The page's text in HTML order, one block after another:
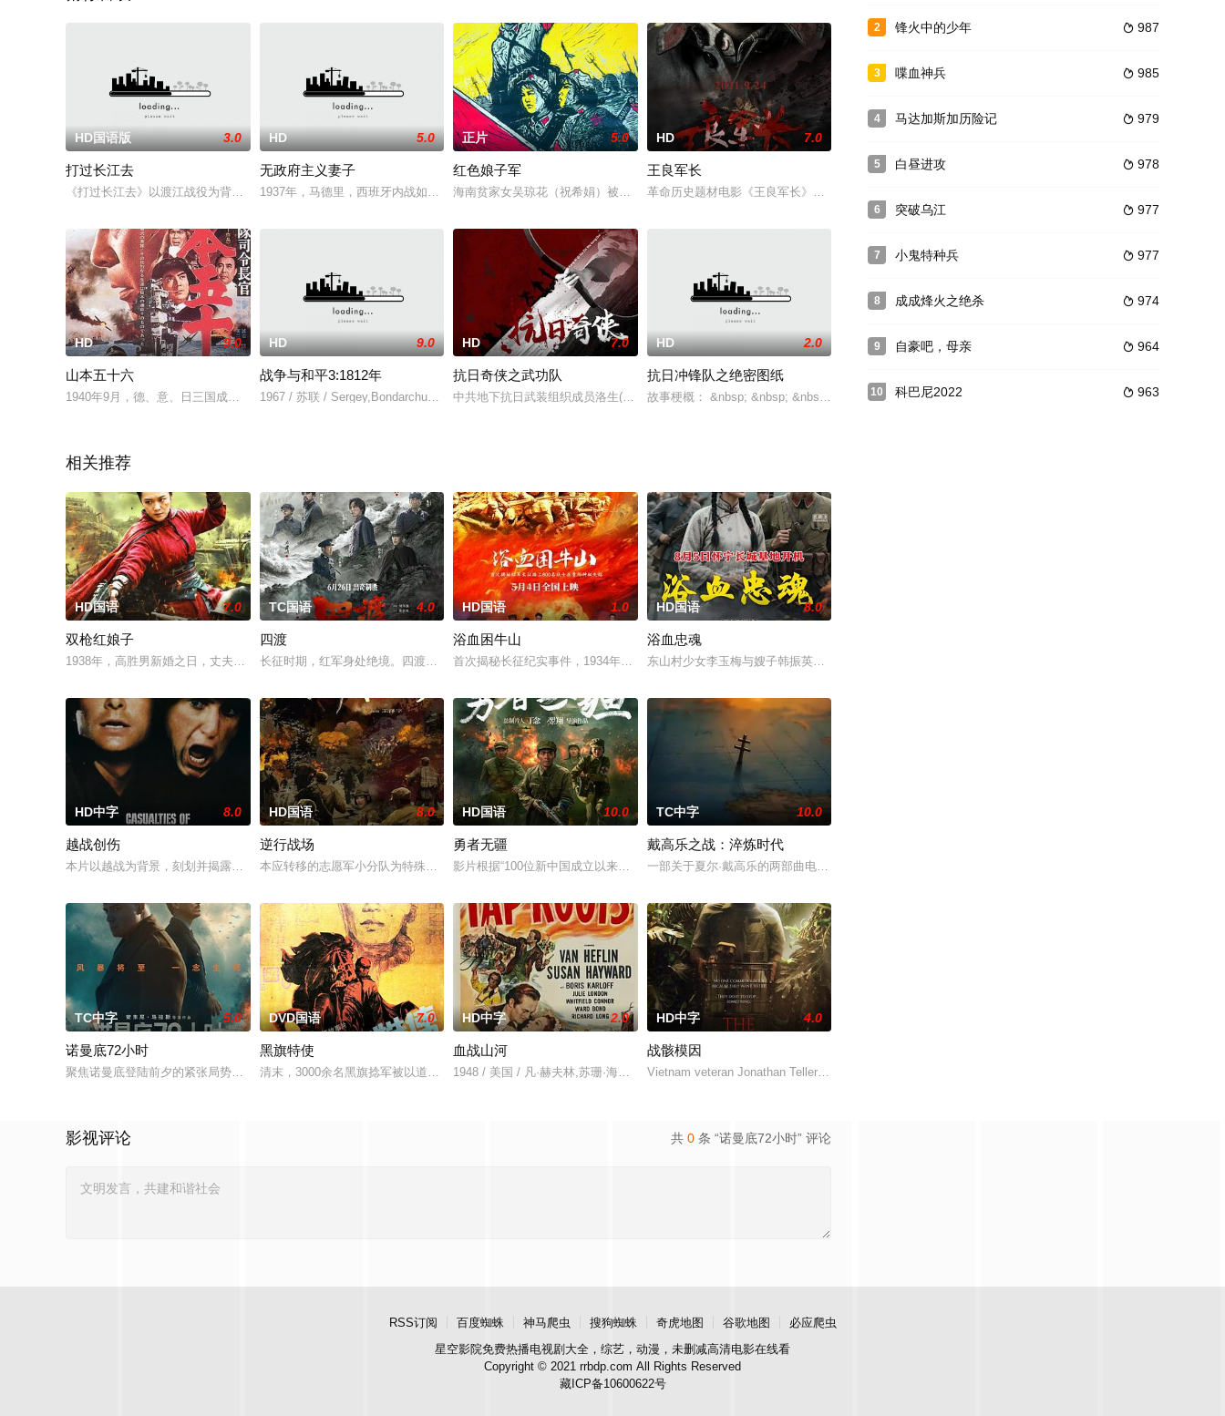
HD国语版 3.0
打过长江去
《打过长江去》以渡江战役为背景，再现了新中国成立前的关键时刻，人民解放军一支先遣分队潜入江南，打进虎穴斗智斗勇，命悬一线却与各种敌人殊死斗争，为祖国统
HD 5.0
无政府主义妻子
1937年，马德里，西班牙内战如火如荼，男人们不是战死前线，就是深陷牢狱，流亡异国成了最好的归宿。胡斯托原本是一名很有前途的律师，和年轻的妻子曼纽艾拉
正片 5.0
红色娘子军
海南贫家女吴琼花（祝希娟）被残暴的恶霸南霸天活活打个半死昏倒在地，幸得装扮成华侨富商的红军干部洪常青（王心刚）和他手下的及时相救
HD 7.0
王良军长
革命历史题材电影《王良军长》讲述了中国工农红军早期著名重庆綦江籍将领王良（1905-1932）的传奇成长
HD 9.0
山本五十六
1940年9月，德、意、日三国成立同盟。山本五十六被任命为日本联合舰队总司令，并不得不“违背自己的意愿”，接受命令对美、英、荷等国开战。1941后12
HD 9.0
战争与和平3:1812年
1967 / 苏联 / Sergey,Bondarchuk,Vyacheslav,Tikhonov
HD 7.0
抗日奇侠之武功队
中共地下抗日武装组织成员洛生(李鸿伟 饰)和莺歌(陈千言 饰)受上级指派，乔装成街头艺人来到韭菜岗子镇，按照约定时间与潜伏在此的地下交通员
HD 2.0
抗日冲锋队之绝密图纸
故事梗概： &nbsp; &nbsp; &nbsp; &nbsp; &nbsp; &nbsp; &am
相关推荐
HD国语 7.0
双枪红娘子
1938年，高胜男新婚之日，丈夫被日军残害，父辈亦遭屠戮。她举枪聚义，屡袭敌寇威震四方，后得八路军指点决心投身革命。日军欲诱杀高胜男，她孤身赴战舍命换
TC国语 4.0
四渡
长征时期，红军身处绝境。四渡赤水堪称红军的绝地反击之战。在毛泽东（刘烨 饰）的带领下，红军一渡赤水时形势所迫、实属无奈；二渡赤水出其不意，打了敌人个措
HD国语 1.0
浴血困牛山
首次揭秘长征纪实事件，1934年中央苏区第五次反围剿失败，红六军团奉命西征，进入贵州石阡，一场战役后，800多名红军消失在石阡困牛山，解
HD国语 8.0
浴血忠魂
东山村少女李玉梅与嫂子韩振英冒死救助八路军伤员，全村人以血肉之躯守护根据地，用 “军民一心” 的壮阔叙
HD中字 8.0
越战创伤
本片以越战为背景，刻划并揭露了战争中美军的残暴罪行，也以此表达了编导对战争的憎恶及对和平的珍视与呼唤。艾力逊是新踏入越南战场的士兵，有一腔为国奉献的激
HD国语 8.0
逆行战场
本应转移的志愿军小分队为特殊任务逆行重返战场，为完成使命与强敌血战几近全军覆没。
HD国语 10.0
勇者无疆
影片根据“100位新中国成立以来感动中国人物”之一，“最美奋斗者”罗盛教的真实事迹改编。参与抗美援朝战争的罗盛教是侦察连的一位文书，紧张
TC中字 10.0
戴高乐之战：淬炼时代
一部关于夏尔·戴高乐的两部曲电影。两部影片将讲述戴高乐于1940年至1945年间的生活与政治投入，并追溯
TC中字 5.0
诺曼底72小时
聚焦诺曼底登陆前夕的紧张局势，围绕盟军远征军最高司令部首席气象学家詹姆斯·斯塔格上尉展开，他的职责是向盟军最高指挥官德怀特·戴维·艾森豪威尔通报决定成
DVD国语 7.0
黑旗特使
清末，3000余名黑旗捻军被以道台溥庚为首的清军残酷镇压。5名首领被押往断头台。三声炮响后，溥庚下令开斩，此时，一只大手飞速甩出钢镖，刽子手纷纷惨叫着
HD中字 2.0
血战山河
1948 / 美国 / 凡·赫夫林,苏珊·海沃德,波利斯·卡洛夫,朱莉·伦敦
HD中字 4.0
战骸模因
Vietnam veteran Jonathan Teller, struggling with guilt and delusions, plans
共 0 条 “诺曼底72小时” 评论
影视评论
2  987
锋火中的少年
3  985
喋血神兵
4  979
马达加斯加历险记
5  978
白昼进攻
6  977
突破乌江
7  977
小鬼特种兵
8  974
成成烽火之绝杀
9  964
自豪吧，母亲
10  963
科巴尼2022
RSS订阅 百度蜘蛛 神马爬虫 搜狗蜘蛛 奇虎地图 谷歌地图
必应爬虫
星空影院免费热播电视剧大全，综艺，动漫，未删减高清电影在线看
Copyright © 2021 rrbdp.com All Rights Reserved
藏ICP备10600622号